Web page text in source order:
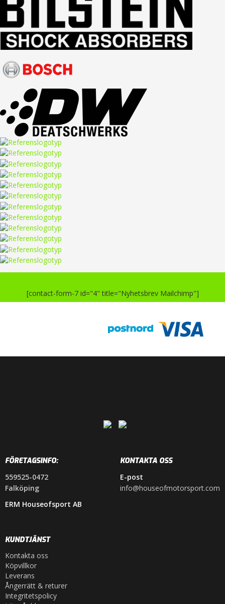
[contact-form-7 id="4" title="Nyhetsbrev Mailchimp"]
FÖRETAGSINFO:
559525-0472
Falköping
ERM Houseofsport AB
KONTAKTA OSS
E-post
info@houseofmotorsport.com
KUNDTJÄNST
Kontakta oss
Köpvillkor
Leverans
Ångerrätt & returer
Integritetspolicy